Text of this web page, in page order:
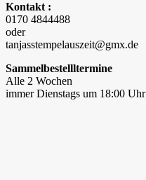
Kontakt :
0170 4844488
oder
tanjasstempelauszeit@gmx.de
Sammelbestellltermine
Alle 2 Wochen
immer Dienstags um 18:00 Uhr